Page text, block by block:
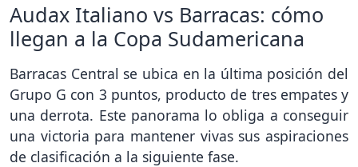
Audax Italiano vs Barracas: cómo
llegan a la Copa Sudamericana
Barracas Central se ubica en la última posición del
Grupo G con 3 puntos, producto de tres empates y
una derrota. Este panorama lo obliga a conseguir
una victoria para mantener vivas sus aspiraciones
de clasificación a la siguiente fase.